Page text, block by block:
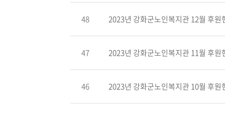
48 2023년 강화군노인복지관 12월 후원
47 2023년 강화군노인복지관 11월 후원
46 2023년 강화군노인복지관 10월 후원